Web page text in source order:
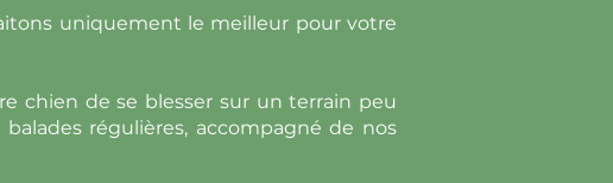
uniquement le meilleur pour votre
chien de se blesser sur un terrain peu
régulières, accompagné de nos